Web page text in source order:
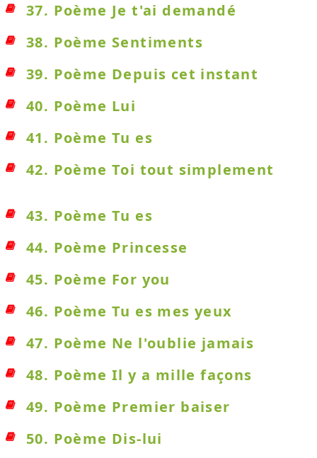
37. Poème Je t'ai demandé
38. Poème Sentiments
39. Poème Depuis cet instant
40. Poème Lui
41. Poème Tu es
42. Poème Toi tout simplement
43. Poème Tu es
44. Poème Princesse
45. Poème For you
46. Poème Tu es mes yeux
47. Poème Ne l'oublie jamais
48. Poème Il y a mille façons
49. Poème Premier baiser
50. Poème Dis-lui